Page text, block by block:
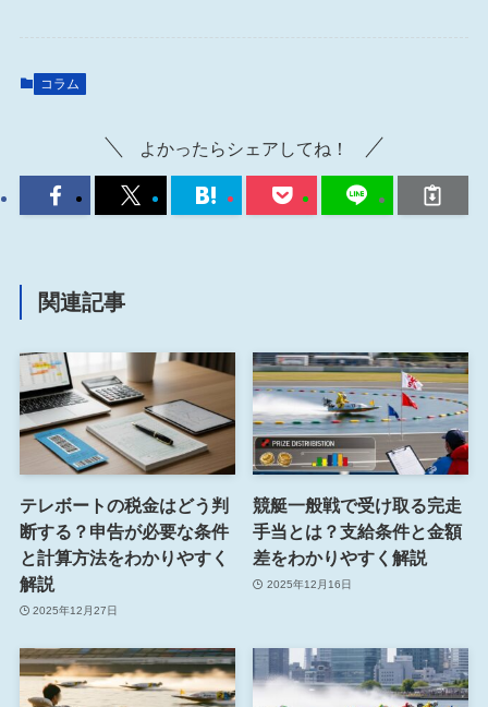
コラム
よかったらシェアしてね！
関連記事
テレボートの税金はどう判
断する？申告が必要な条件
と計算方法をわかりやすく
解説
2025年12月27日
競艇一般戦で受け取る完走
手当とは？支給条件と金額
差をわかりやすく解説
2025年12月16日